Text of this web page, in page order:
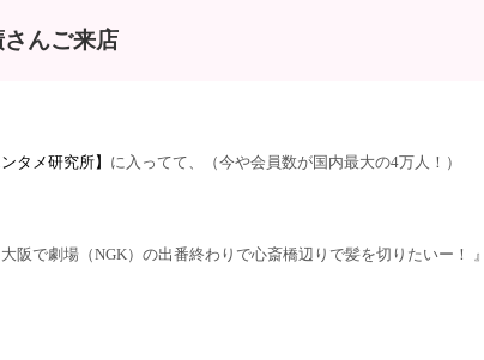
んご来店
タメ研究所】 に入ってて、（今や会員数が国内最大の4万人！）
阪で劇場（NGK）の出番終わりで心斎橋辺りで髪を切りたいー！